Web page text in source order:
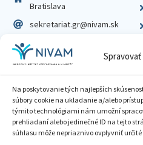
Spravovať
Na poskytovanie tých najlepších
súbory cookie na ukladanie a/alebo
týmito technológiami nám umožní
prehliadaní alebo jedinečné ID na tejto
súhlasu môže nepriaznivo ovplyvniť
Bratislava
sekretariat.gr@nivam.sk
IČO: 00164348
DIČ: 2020798714
Zásady